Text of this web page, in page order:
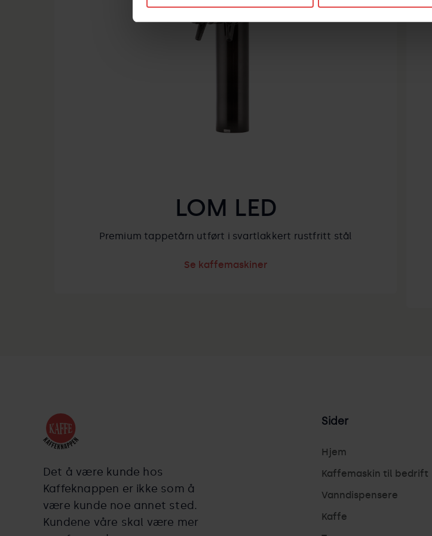
LOM LED
Premium tappetårn utført i svartlakkert rustfritt stål
Se kaffemaskiner
Det å være kunde hos
Kaffeknappen er ikke som å
være kunde noe annet sted.
Kundene våre skal være mer
Sider
Hjem
Kaffemaskin til bedrift
Vanndispensere
Kaffe